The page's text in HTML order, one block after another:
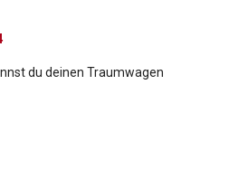
du deinen Traumwagen